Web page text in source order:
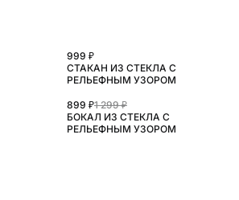
999 ₽
СТАКАН ИЗ СТЕКЛА С
РЕЛЬЕФНЫМ УЗОРОМ
899 ₽1 299 ₽
БОКАЛ ИЗ СТЕКЛА С
РЕЛЬЕФНЫМ УЗОРОМ